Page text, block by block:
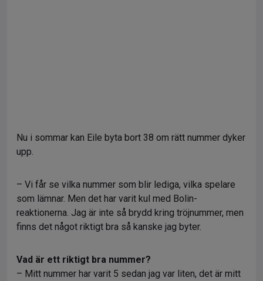
Nu i sommar kan Eile byta bort 38 om rätt nummer dyker
upp.
– Vi får se vilka nummer som blir lediga, vilka spelare
som lämnar. Men det har varit kul med Bolin-
reaktionerna. Jag är inte så brydd kring tröjnummer, men
finns det något riktigt bra så kanske jag byter.
Vad är ett riktigt bra nummer?
– Mitt nummer har varit 5 sedan jag var liten, det är mitt